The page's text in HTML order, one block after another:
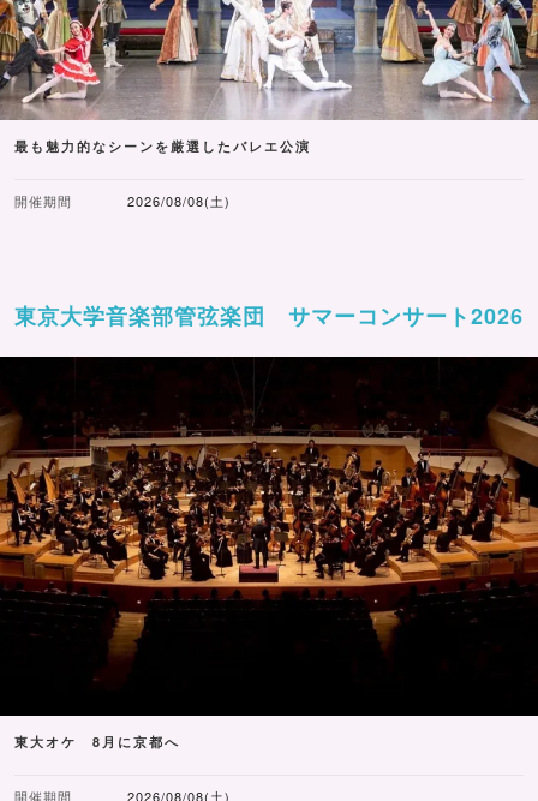
最も魅力的なシーンを厳選したバレエ公演
開催期間 2026/08/08(土)
東京大学音楽部管弦楽団 サマーコンサート2026
東大オケ 8月に京都へ
開催期間 2026/08/08(土)